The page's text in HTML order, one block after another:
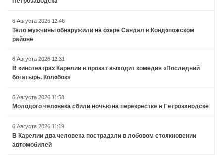
6 Августа 2026 12:46
Тело мужчины обнаружили на озере Сандал в Кондопожском
районе
6 Августа 2026 12:31
В кинотеатрах Карелии в прокат выходит комедия «Последний
богатырь. Колобок»
6 Августа 2026 11:58
Молодого человека сбили ночью на перекрестке в Петрозаводске
6 Августа 2026 11:19
В Карелии два человека пострадали в лобовом столкновении
автомобилей